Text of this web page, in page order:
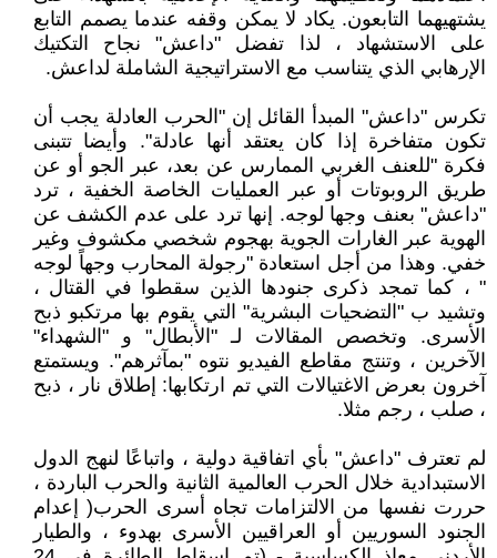
يشتهيهما التابعون. يكاد لا يمكن وقفه عندما يصمم التابع
على الاستشهاد ، لذا تفضل "داعش" نجاح التكتيك
الإرهابي الذي يتناسب مع الاستراتيجية الشاملة لداعش.
تكرس "داعش" المبدأ القائل إن "الحرب العادلة يجب أن
تكون متفاخرة إذا كان يعتقد أنها عادلة". وأيضا تتبنى
فكرة "للعنف الغربي الممارس عن بعد، عبر الجو أو عن
طريق الروبوتات أو عبر العمليات الخاصة الخفية ، ترد
"داعش" بعنف وجها لوجه. إنها ترد على عدم الكشف عن
الهوية عبر الغارات الجوية بهجوم شخصي مكشوف وغير
خفي. وهذا من أجل استعادة "رجولة المحارب وجهاً لوجه
" ، كما تمجد ذكرى جنودها الذين سقطوا في القتال ،
وتشيد ب "التضحيات البشرية" التي يقوم بها مرتكبو ذبح
الأسرى. وتخصص المقالات لـ "الأبطال" و "الشهداء"
الآخرين ، وتنتج مقاطع الفيديو نتوه "بمآثرهم". ويستمتع
آخرون بعرض الاغتيالات التي تم ارتكابها: إطلاق نار ، ذبح
، صلب ، رجم مثلا.
لم تعترف "داعش" بأي اتفاقية دولية ، واتباعًا لنهج الدول
الاستبدادية خلال الحرب العالمية الثانية والحرب الباردة ،
حررت نفسها من الالتزامات تجاه أسرى الحرب( إعدام
الجنود السوريين أو العراقيين الأسرى بهدوء ، والطيار